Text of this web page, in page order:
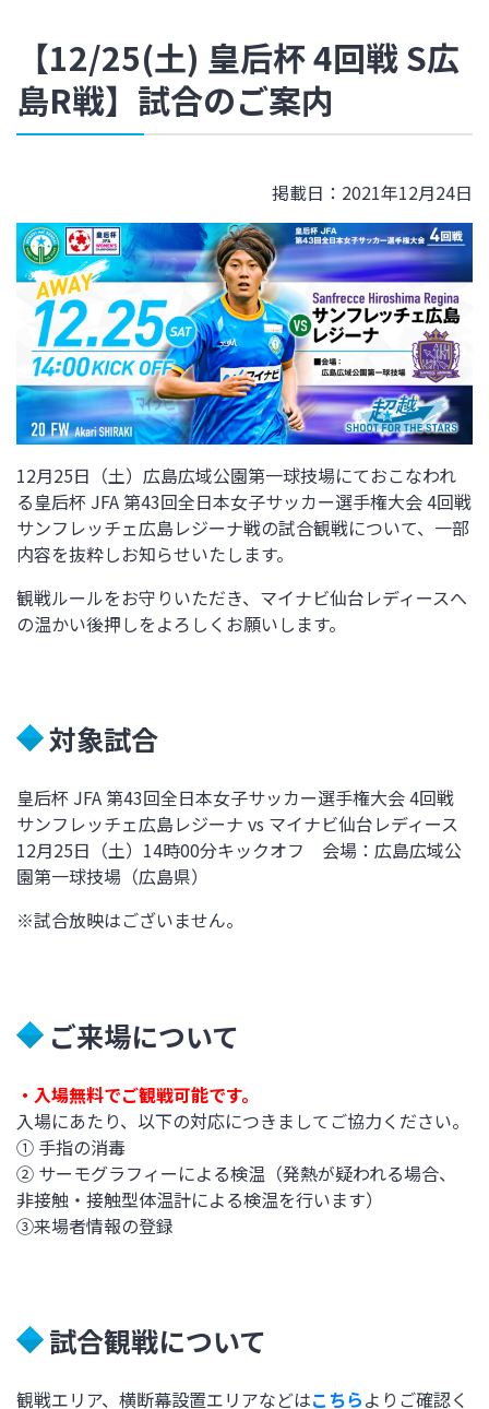
【12/25(土) 皇后杯 4回戦 S広
島R戦】試合のご案内
掲載日：2021年12月24日
12月25日（土）広島広域公園第一球技場にておこなわれ
る皇后杯 JFA 第43回全日本女子サッカー選手権大会 4回戦
サンフレッチェ広島レジーナ戦の試合観戦について、一部
内容を抜粋しお知らせいたします。
観戦ルールをお守りいただき、マイナビ仙台レディースへ
の温かい後押しをよろしくお願いします。
対象試合
皇后杯 JFA 第43回全日本女子サッカー選手権大会 4回戦
サンフレッチェ広島レジーナ vs マイナビ仙台レディース
12月25日（土）14時00分キックオフ 会場：広島広域公
園第一球技場（広島県）
※試合放映はございません。
ご来場について
・入場無料でご観戦可能です。
入場にあたり、以下の対応につきましてご協力ください。
① 手指の消毒
② サーモグラフィーによる検温（発熱が疑われる場合、
非接触・接触型体温計による検温を行います）
③来場者情報の登録
試合観戦について
観戦エリア、横断幕設置エリアなどはこちらよりご確認く